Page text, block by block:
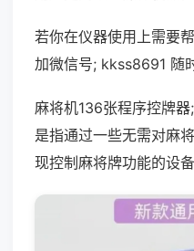
若你在仪器使用上需要
加微信号; kkss8691 随
麻将机136张程序控牌
是指通过一些无需对麻
现控制麻将牌功能的设备